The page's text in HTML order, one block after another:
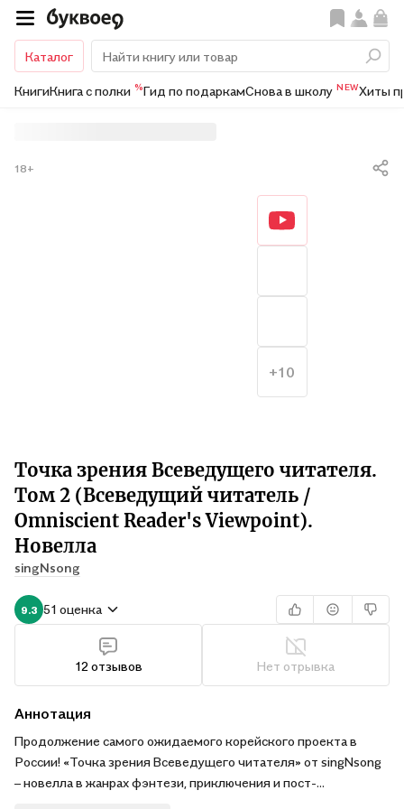
Каталог
КнигиКнига с полки %Гид по подаркамСнова в школу NEWХиты
Точка зрения Всеведущего читателя.
Том 2 (Всеведущий читатель /
Omniscient Reader's Viewpoint).
Новелла
singNsong
18+
9.3 51 оценка
12 отзывов Нет отрывка
+10
Аннотация
Продолжение самого ожидаемого корейского проекта в
России! «Точка зрения Всеведущего читателя» от singNsong
– новелла в жанрах фэнтези, приключения и пост-